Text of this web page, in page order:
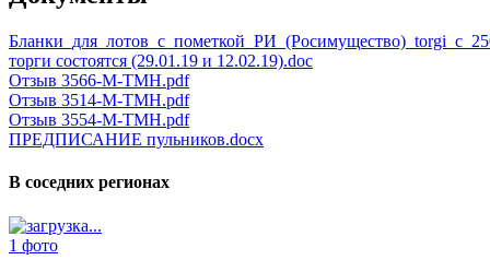
торги состоятся (29.01.19 и 12.02.19).doc
Отзыв 3566-М-ТМН.pdf
Отзыв 3514-М-ТМН.pdf
Отзыв 3554-М-ТМН.pdf
ПРЕДПИСАНИЕ пульников.docx
В соседних регионах
1 фото